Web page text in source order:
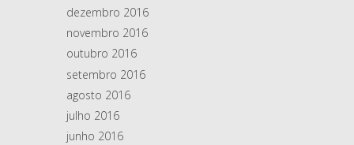
dezembro 2016
novembro 2016
outubro 2016
setembro 2016
agosto 2016
julho 2016
junho 2016